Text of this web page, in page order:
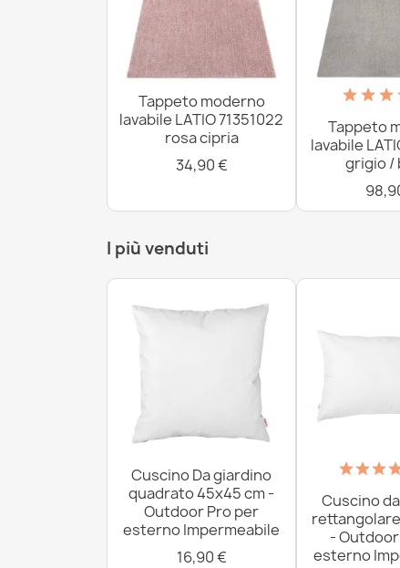
Tappeto moderno
lavabile LATIO 71351022
rosa cipria
34,90 €
Tappeto
lavabile
grigio /
I più venduti
Cuscino Da giardino
quadrato 45x45 cm -
Outdoor Pro per
esterno Impermeabile
16,90 €
Cuscino
-
esterno